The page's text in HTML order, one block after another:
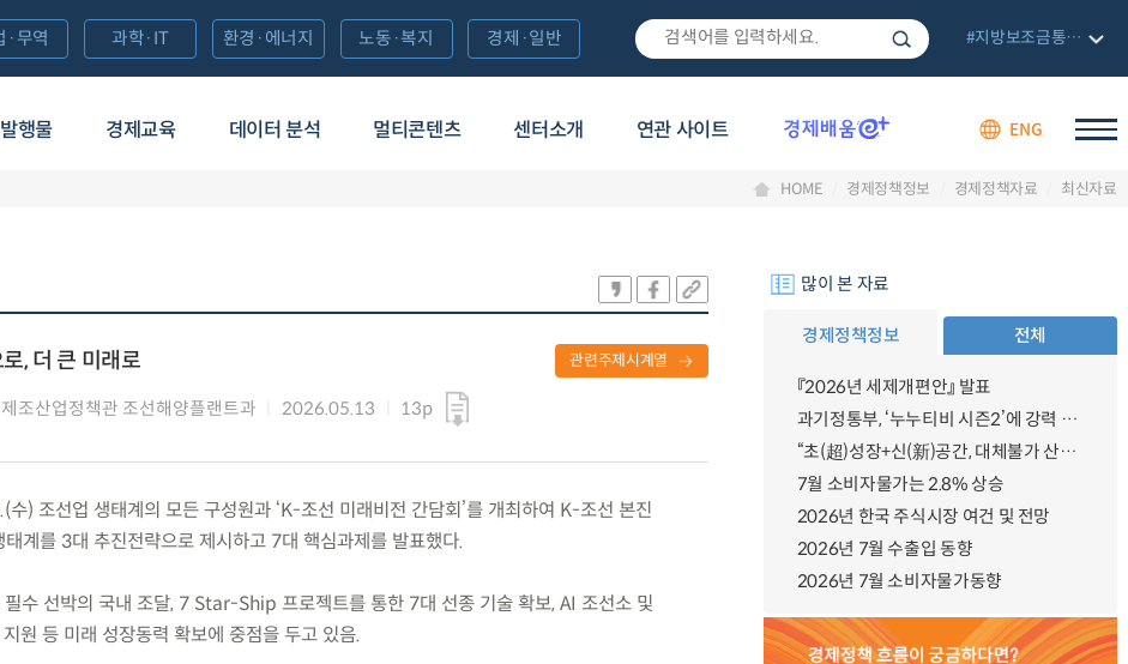
발행물 경제교육 데이터 분석 멀티콘텐츠 센터소개 연관 사이트 ENG
·무역 과학·IT 환경·에너지 노동·복지 경제·일반 #지방보조금통합관리망
HOME 경제정책정보 경제정책자료 최신자료
, 더 큰 미래로
조산업정책관 조선해양플랜트과 2026.05.13 13p
관련주제시계열
수) 조선업 생태계의 모든 구성원과 ‘K-조선 미래비전 간담회’를 개최하여 K-조선 본진
계를 3대 추진전략으로 제시하고 7대 핵심과제를 발표했다.
수 선박의 국내 조달, 7 Star-Ship 프로젝트를 통한 7대 선종 기술 확보, AI 조선소 및
원 등 미래 성장동력 확보에 중점을 두고 있음.
많이 본 자료
경제정책정보 전체
『2026년 세제개편안』 발표
과기정통부, ‘누누티비 시즌2’에 강력 대응 의지 밝혀
“초(超)성장+신(新)공간, 대체불가 산업강국”
7월 소비자물가는 2.8% 상승
2026년 한국 주식시장 여건 및 전망
2026년 7월 수출입 동향
2026년 7월 소비자물가동향